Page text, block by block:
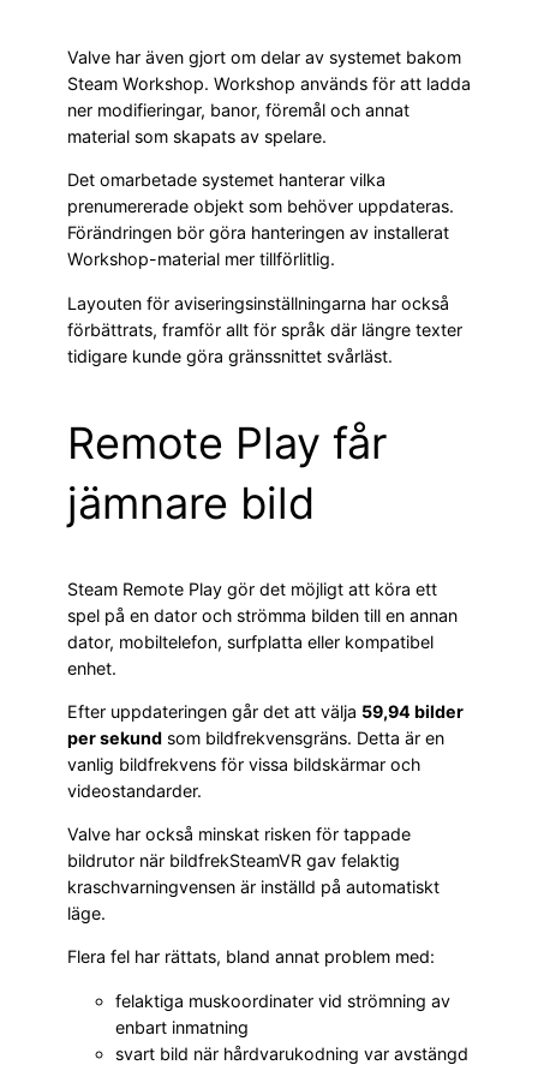
Valve har även gjort om delar av systemet bakom
Steam Workshop. Workshop används för att ladda
ner modifieringar, banor, föremål och annat
material som skapats av spelare.
Det omarbetade systemet hanterar vilka
prenumererade objekt som behöver uppdateras.
Förändringen bör göra hanteringen av installerat
Workshop-material mer tillförlitlig.
Layouten för aviseringsinställningarna har också
förbättrats, framför allt för språk där längre texter
tidigare kunde göra gränssnittet svårläst.
Remote Play får
jämnare bild
Steam Remote Play gör det möjligt att köra ett
spel på en dator och strömma bilden till en annan
dator, mobiltelefon, surfplatta eller kompatibel
enhet.
Efter uppdateringen går det att välja 59,94 bilder
per sekund som bildfrekvensgräns. Detta är en
vanlig bildfrekvens för vissa bildskärmar och
videostandarder.
Valve har också minskat risken för tappade
bildrutor när bildfrekSteamVR gav felaktig
kraschvarningvensen är inställd på automatiskt
läge.
Flera fel har rättats, bland annat problem med:
felaktiga muskoordinater vid strömning av
enbart inmatning
svart bild när hårdvarukodning var avstängd